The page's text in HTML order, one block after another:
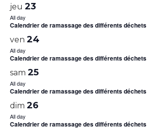
jeu 23
All day
Calendrier de ramassage des différents déchets
ven 24
All day
Calendrier de ramassage des différents déchets
sam 25
All day
Calendrier de ramassage des différents déchets
dim 26
All day
Calendrier de ramassage des différents déchets